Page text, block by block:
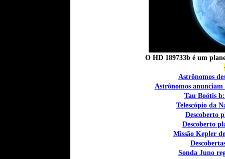
O HD 189733b é um
Astrônomos
Astrônomos anunciam
Tau Boötis
Telescópio da
Descoberto
Descoberto
Missão Kepler
Sonda Juno